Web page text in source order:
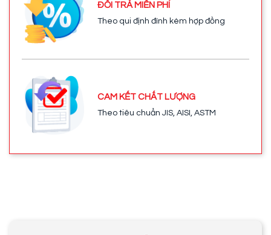
ĐỔI TRẢ MIỄN PHÍ
Theo qui định đính kèm hợp đồng
CAM KẾT CHẤT LƯỢNG
Theo tiêu chuẩn JIS, AISI, ASTM